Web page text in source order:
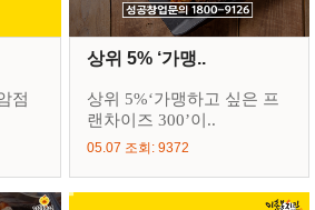
점
상위 5% ‘가맹..
상위 5%‘가맹하고 싶은 프
랜차이즈 300’이..
05.07 조회: 9372